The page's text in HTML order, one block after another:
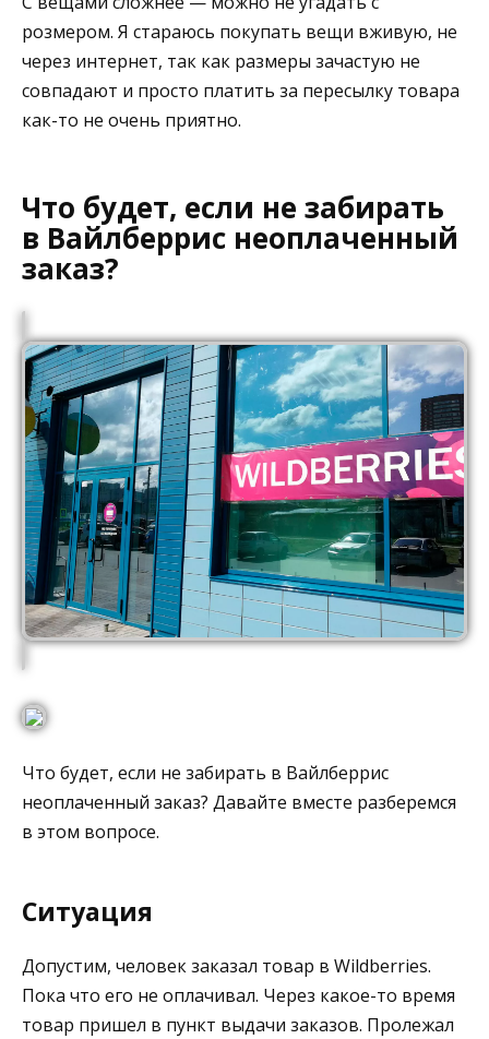
розмером. Я стараюсь покупать вещи вживую, не
через интернет, так как размеры зачастую не
совпадают и просто платить за пересылку товара
как-то не очень приятно.
Что будет, если не забирать
в Вайлберрис неоплаченный
заказ?
Что будет, если не забирать в Вайлберрис
неоплаченный заказ? Давайте вместе разберемся
в этом вопросе.
Ситуация
Допустим, человек заказал товар в Wildberries.
Пока что его не оплачивал. Через какое-то время
товар пришел в пункт выдачи заказов. Пролежал